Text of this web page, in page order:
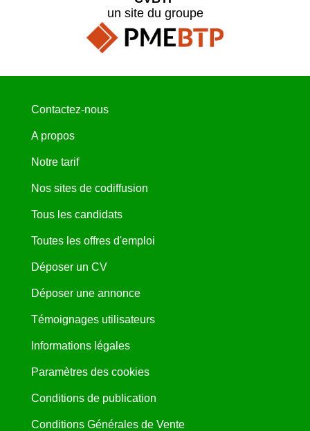
un site du groupe
Contactez-nous
A propos
Notre tarif
Nos sites de codiffusion
Tous les candidats
Toutes les offres d'emploi
Déposer un CV
Déposer une annonce
Témoignages utilisateurs
Informations légales
Paramètres des cookies
Conditions de publication
Conditions Générales de Vente